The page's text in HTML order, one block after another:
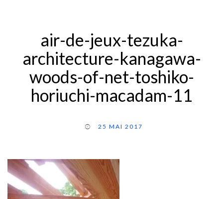
air-de-jeux-tezuka-
architecture-kanagawa-
woods-of-net-toshiko-
horiuchi-macadam-11
25 MAI 2017